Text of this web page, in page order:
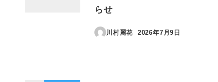
らせ
川村麗花
投稿日
2026年7月9日